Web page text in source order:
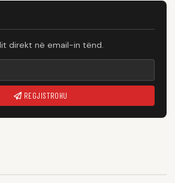
direkt në email-in tënd.
REGJISTROHU